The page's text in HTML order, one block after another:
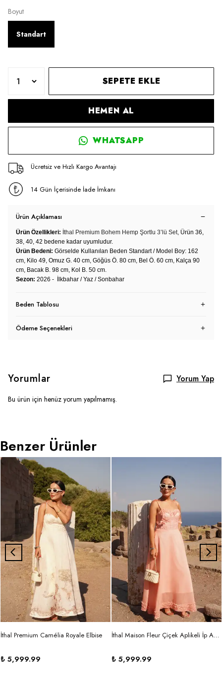
Boyut
Standart
SEPETE EKLE
HEMEN AL
WHATSAPP
Ücretsiz ve Hızlı Kargo Avantajı
14 Gün İçerisinde İade İmkanı
Ürün Açıklaması
Ürün Özellikleri: İthal Premium Bohem Hemp Şortlu 3’lü Set, Ürün 36,
38, 40, 42 bedene kadar uyumludur.
Ürün Bedeni: Görselde Kullanılan Beden Standart / Model Boy: 162
cm, Kilo 49, Omuz G. 40 cm, Göğüs Ö. 80 cm, Bel Ö. 60 cm, Kalça 90
cm, Bacak B. 98 cm, Kol B. 50 cm.
Sezon: 2026 - İlkbahar / Yaz / Sonbahar
Beden Tablosu
Ödeme Seçenekleri
Yorumlar Yorum Yap
Bu ürün için henüz yorum yapılmamış.
Benzer Ürünler
İthal Premium Camélia Royale Elbise
₺ 5,999.99
İthal Maison Fleur Çiçek Aplikeli İp Askılı Maxi Elbise
₺ 5,999.99